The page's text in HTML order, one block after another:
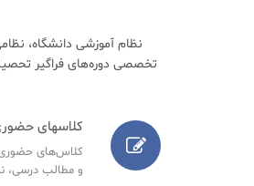
نظام آموزشی دانشگاه،
تخصصی دوره‌های فراگیر
کلاسهای
کلاس‌های حضوری
و مطالب درسی،